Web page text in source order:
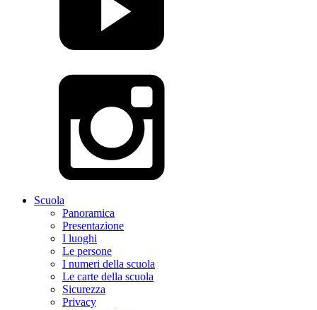
Scuola
Panoramica
Presentazione
I luoghi
Le persone
I numeri della scuola
Le carte della scuola
Sicurezza
Privacy